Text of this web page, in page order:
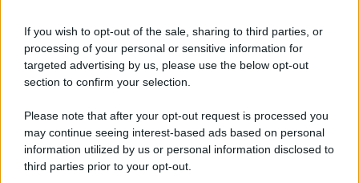
If you wish to opt-out of the sale, sharing to third parties, or
processing of your personal or sensitive information for
targeted advertising by us, please use the below opt-out
section to confirm your selection.
Please note that after your opt-out request is processed you
may continue seeing interest-based ads based on personal
information utilized by us or personal information disclosed to
third parties prior to your opt-out.
Ricevi LE FRASI PIÙ BELLE via e-mail
E-mail